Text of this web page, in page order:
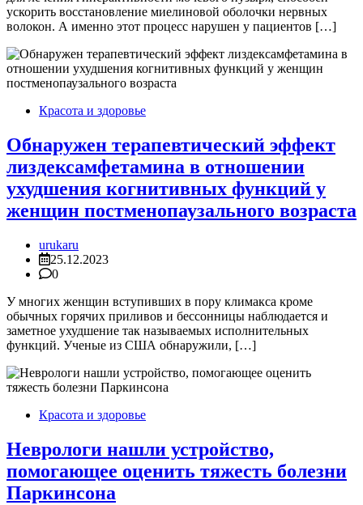
ускорить восстановление миелиновой оболочки нервных
волокон. А именно этот процесс нарушен у пациентов […]
Красота и здоровье
Обнаружен терапевтический эффект
лиздексамфетамина в отношении
ухудшения когнитивных функций у
женщин постменопаузального возраста
urukaru
25.12.2023
0
У многих женщин вступивших в пору климакса кроме
обычных горячих приливов и бессонницы наблюдается и
заметное ухудшение так называемых исполнительных
функций. Ученые из США обнаружили, […]
Красота и здоровье
Неврологи нашли устройство,
помогающее оценить тяжесть болезни
Паркинсона